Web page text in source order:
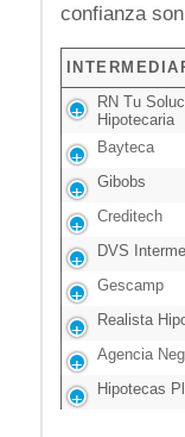
confianza
RN Tu
Hipotecaria
Bayteca
Gibobs
Creditech
DVS
Gescamp
Realista
Agencia
Hipotecas